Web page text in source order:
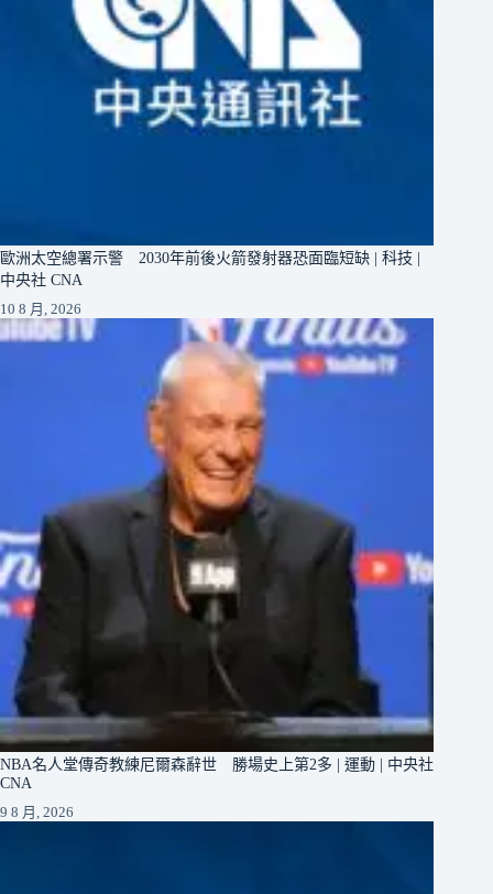
歐洲太空總署示警 2030年前後火箭發射器恐面臨短缺 | 科技 |
中央社 CNA
10 8 月, 2026
NBA名人堂傳奇教練尼爾森辭世 勝場史上第2多 | 運動 | 中央社
CNA
9 8 月, 2026